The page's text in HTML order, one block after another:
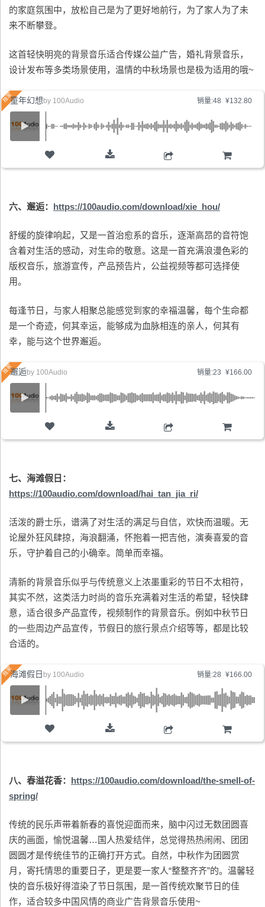
的家庭氛围中，放松自己是为了更好地前行，为了家人为了未
来不断攀登。
这首轻快明亮的背景音乐适合传媒公益广告，婚礼背景音乐，
设计发布等多类场景使用，温情的中秋场景也是极为适用的哦~
销量:48 ¥132.80
童年幻想 by 100Audio
六、邂逅： https://100audio.com/download/xie_hou/
舒缓的旋律响起，又是一首治愈系的音乐，逐渐高昂的音符饱
含着对生活的感动，对生命的敬意。这是一首充满浪漫色彩的
版权音乐，旅游宣传，产品预告片，公益视频等都可选择使
用。
每逢节日，与家人相聚总能感觉到家的幸福温馨，每个生命都
是一个奇迹，何其幸运，能够成为血脉相连的亲人，何其有
幸，能与这个世界邂逅。
销量:23 ¥166.00
邂逅by 100Audio
七、海滩假日：
https://100audio.com/download/hai_tan_jia_ri/
活泼的爵士乐，谱满了对生活的满足与自信，欢快而温暖。无
论屋外狂风肆掠，海浪翻涌，怀抱着一把吉他，演奏喜爱的音
乐，守护着自己的小确幸。简单而幸福。
清新的背景音乐似乎与传统意义上浓墨重彩的节日不太相符，
其实不然，这类活力时尚的音乐充满着对生活的希望，轻快肆
意，适合很多产品宣传，视频制作的背景音乐。例如中秋节日
的一些周边产品宣传，节假日的旅行景点介绍等等，都是比较
合适的。
销量:28 ¥166.00
海滩假日 by 100Audio
八、春溢花香： https://100audio.com/download/the-smell-of-
spring/
传统的民乐声带着新春的喜悦迎面而来，脑中闪过无数团圆喜
庆的画面，愉悦温馨…国人热爱结伴，总觉得热热闹闹、团团
圆圆才是传统佳节的正确打开方式。自然，中秋作为团圆赏
月，寄托情思的重要日子，更是要一家人“整整齐齐”的。温馨轻
快的音乐极好得渲染了节日氛围，是一首传统欢聚节日的佳
作，适合较多中国风情的商业广告背景音乐使用~